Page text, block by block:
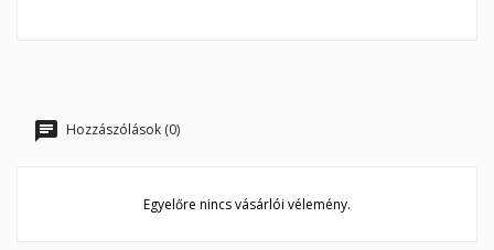
Hozzászólások (0)
Egyelőre nincs vásárlói vélemény.